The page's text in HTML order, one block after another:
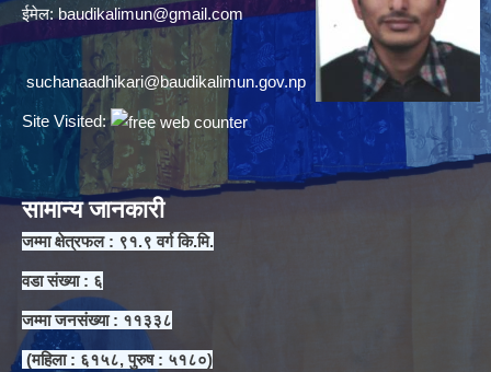
ईमेल: baudikalimun@gmail.com
suchanaadhikari@baudikalimun.gov.np
Site Visited:
सामान्य जानकारी
जम्मा क्षेत्रफल : ९१.९ वर्ग कि.मि.
वडा संख्या : ६
जम्मा जनसंख्या : ११३३८
(महिला : ६१५८, पुरुष : ५१८०)